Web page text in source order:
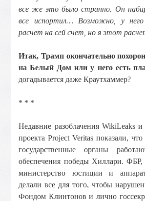
все же это было странно. Он
все испортил… Возможно, у
расчет на сей счет, но я этот
Итак, Трамп окончательно
на Белый Дом или у него есть
догадывается даже Краутхаммер?
* * *
Недавние разоблачения WikiLeaks и
проекта Project Veritas показали,
государственные органы
обеспечения победы Хиллари. ФБР,
министерство юстиции и
делали все для того, чтобы
Фондом Клинтонов и лично